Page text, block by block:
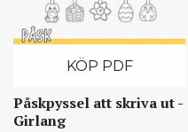
KÖP PDF
Påskpyssel att skriva ut -
Girlang